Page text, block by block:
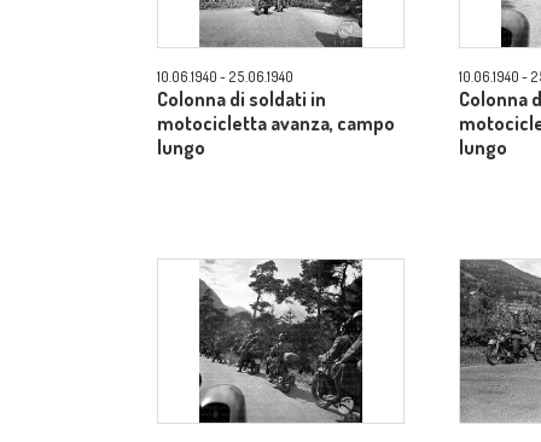
10.06.1940 - 25.06.1940
Colonna di soldati in
motocicletta avanza, campo
lungo
10.06.1940 -
Colonna
lungo